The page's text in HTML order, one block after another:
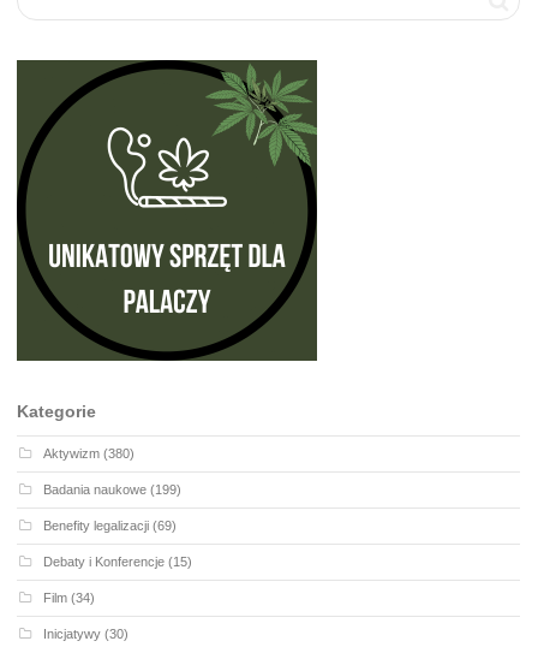
Kategorie
Aktywizm (380)
Badania naukowe (199)
Benefity legalizacji (69)
Debaty i Konferencje (15)
Film (34)
Inicjatywy (30)